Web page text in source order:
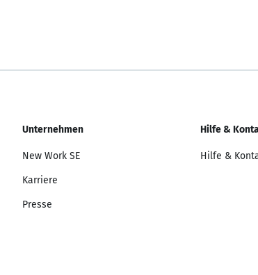
Unternehmen
New Work SE
Karriere
Presse
Hilfe &
Hilfe &